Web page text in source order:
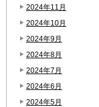
2024年11月
2024年10月
2024年9月
2024年8月
2024年7月
2024年6月
2024年5月